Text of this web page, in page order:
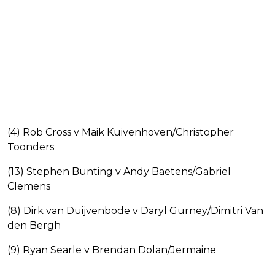
(4) Rob Cross v Maik Kuivenhoven/Christopher
Toonders
(13) Stephen Bunting v Andy Baetens/Gabriel
Clemens
(8) Dirk van Duijvenbode v Daryl Gurney/Dimitri Van
den Bergh
(9) Ryan Searle v Brendan Dolan/Jermaine